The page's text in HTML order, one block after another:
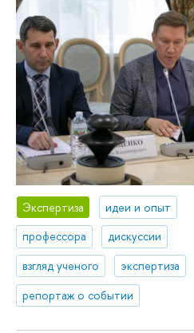
Экспертиза
идеи и опыт
профессора
дискуссии
взгляд ученого
экспертиза
репортаж о событии